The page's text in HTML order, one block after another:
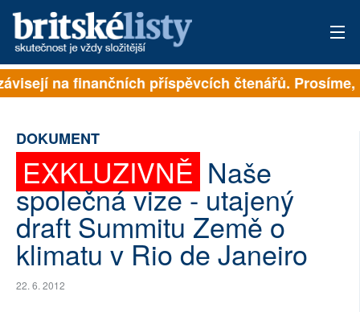
PŘIHLÁSIT
ARCHIV
ROZHOVORY
TÉMATA
NEJČTENĚJŠÍ ZA 7 DNÍ
na finančních příspěvcích čtenářů. Prosíme,
DOKUMENT
EXKLUZIVNĚ Naše
společná vize - utajený
draft Summitu Země o
klimatu v Rio de Janeiro
22. 6. 2012